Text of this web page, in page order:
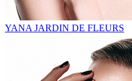
YANA JARDIN DE FLEURS